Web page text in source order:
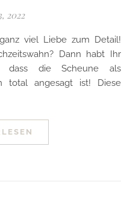
2022
Dann habt Ihr
dass die Scheune als
total angesagt ist! Diese